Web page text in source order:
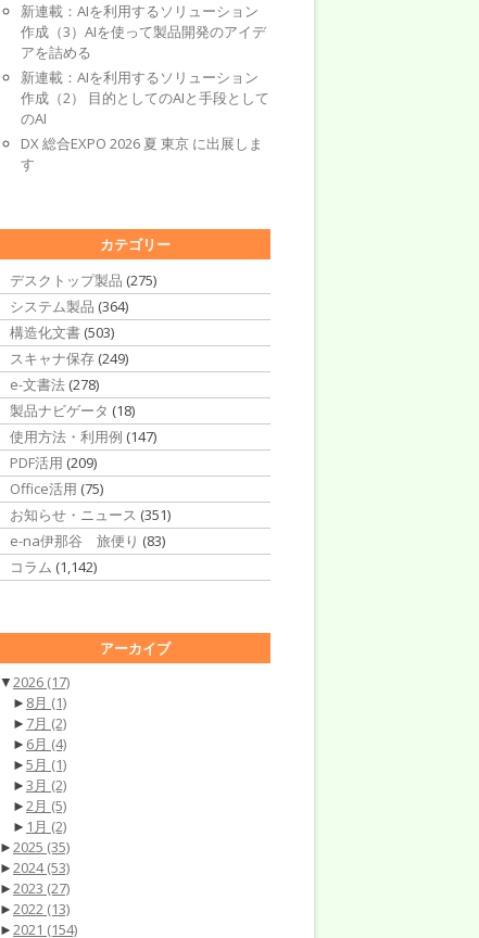
新連載：AIを利用するソリューション
作成（3）AIを使って製品開発のアイデ
アを詰める
新連載：AIを利用するソリューション
作成（2） 目的としてのAIと手段として
のAI
DX 総合EXPO 2026 夏 東京 に出展しま
す
カテゴリー
デスクトップ製品 (275)
システム製品 (364)
構造化文書 (503)
スキャナ保存 (249)
e-文書法 (278)
製品ナビゲータ (18)
使用方法・利用例 (147)
PDF活用 (209)
Office活用 (75)
お知らせ・ニュース (351)
e-na伊那谷 旅便り (83)
コラム (1,142)
アーカイブ
▼2026 (17)
► 8月 (1)
► 7月 (2)
► 6月 (4)
►5月 (1)
►3月 (2)
►2月 (5)
► 1月 (2)
►2025 (35)
►2024(53)
►2023 (27)
►2022 (13)
►2021 (154)